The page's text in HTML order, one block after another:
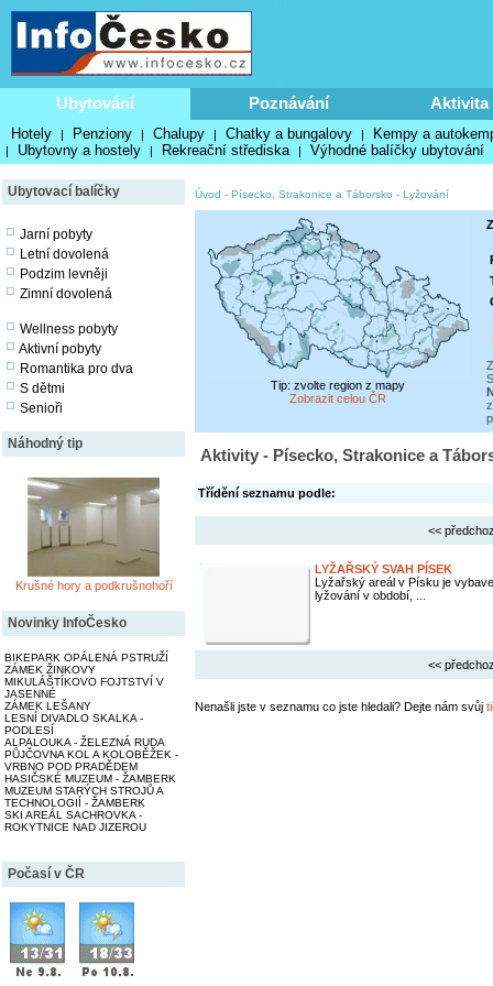
Ubytování Poznávání Aktivita
Hotely | Penziony | Chalupy | Chatky a bungalovy | Kempy a
| Ubytovny a hostely | Rekreační střediska | Výhodné balíčky ubytování
Ubytovací balíčky
Jarní pobyty
Letní dovolená
Podzim levněji
Zimní dovolená
Wellness pobyty
Aktivní pobyty
Romantika pro dva
S dětmi
Senioři
Náhodný tip
Krušné hory a podkrušnohoří
Novinky InfoČesko
BIKEPARK OPÁLENÁ PSTRUŽÍ
ZÁMEK ŽINKOVY
MIKULÁŠTÍKOVO FOJTSTVÍ V
JASENNÉ
ZÁMEK LEŠANY
LESNÍ DIVADLO SKALKA -
PODLESÍ
ALPALOUKA - ŽELEZNÁ RUDA
PŮJČOVNA KOL A KOLOBĚŽEK -
VRBNO POD PRADĚDEM
HASIČSKÉ MUZEUM - ŽAMBERK
MUZEUM STARÝCH STROJŮ A
TECHNOLOGIÍ - ŽAMBERK
SKI AREÁL SACHROVKA -
ROKYTNICE NAD JIZEROU
Počasí v ČR
Úvod - Písecko, Strakonice a Táborsko - Lyžování
Tip: zvolte region z mapy
Zobrazit celou ČR
Aktivity - Písecko, Strakonice a
Třídění seznamu podle:
<<
LYŽAŘSKÝ SVAH PÍSEK
Lyžařský areál v Písku je
lyžování v období, ...
<<
Nenašli jste v seznamu co jste hledali? Dejte nám svůj